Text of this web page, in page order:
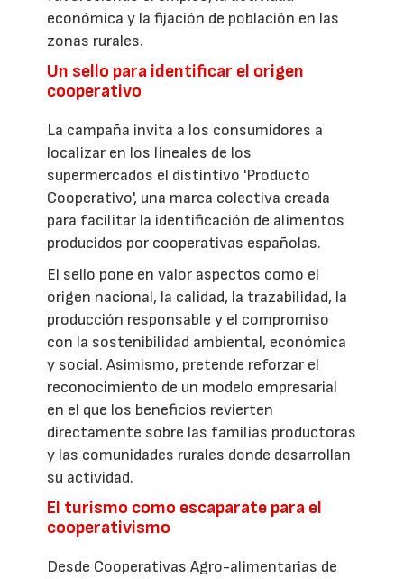
económica y la fijación de población en las
zonas rurales.
Un sello para identificar el origen
cooperativo
La campaña invita a los consumidores a
localizar en los lineales de los
supermercados el distintivo 'Producto
Cooperativo', una marca colectiva creada
para facilitar la identificación de alimentos
producidos por cooperativas españolas.
El sello pone en valor aspectos como el
origen nacional, la calidad, la trazabilidad, la
producción responsable y el compromiso
con la sostenibilidad ambiental, económica
y social. Asimismo, pretende reforzar el
reconocimiento de un modelo empresarial
en el que los beneficios revierten
directamente sobre las familias productoras
y las comunidades rurales donde desarrollan
su actividad.
El turismo como escaparate para el
cooperativismo
Desde Cooperativas Agro-alimentarias de